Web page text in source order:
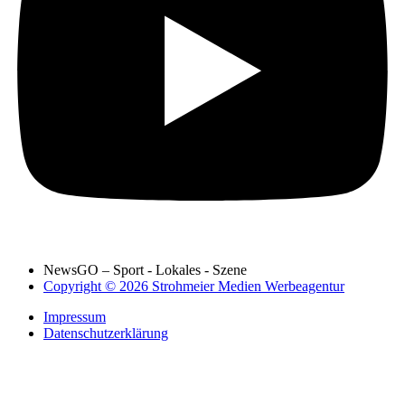
NewsGO – Sport - Lokales - Szene
Copyright © 2026 Strohmeier Medien Werbeagentur
Impressum
Datenschutzerklärung